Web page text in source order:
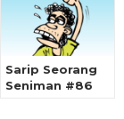
Sarip Seorang
Seniman #86